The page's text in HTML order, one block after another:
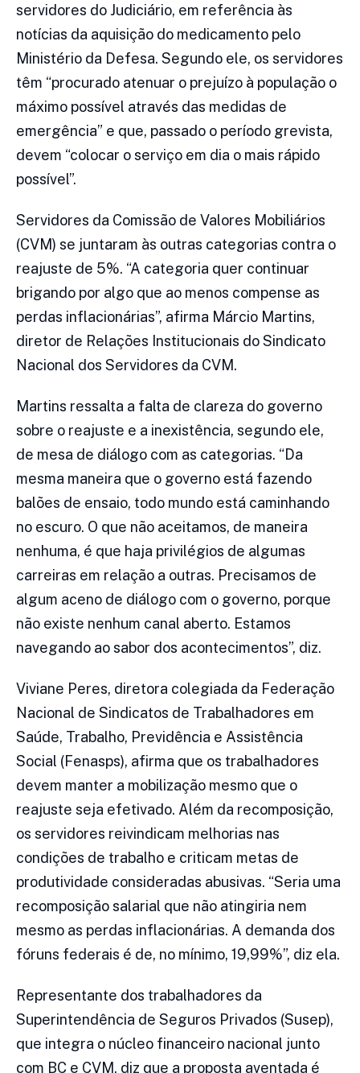
servidores do Judiciário, em referência às
notícias da aquisição do medicamento pelo
Ministério da Defesa. Segundo ele, os servidores
têm “procurado atenuar o prejuízo à população o
máximo possível através das medidas de
emergência” e que, passado o período grevista,
devem “colocar o serviço em dia o mais rápido
possível”.
Servidores da Comissão de Valores Mobiliários
(CVM) se juntaram às outras categorias contra o
reajuste de 5%. “A categoria quer continuar
brigando por algo que ao menos compense as
perdas inflacionárias”, afirma Márcio Martins,
diretor de Relações Institucionais do Sindicato
Nacional dos Servidores da CVM.
Martins ressalta a falta de clareza do governo
sobre o reajuste e a inexistência, segundo ele,
de mesa de diálogo com as categorias. “Da
mesma maneira que o governo está fazendo
balões de ensaio, todo mundo está caminhando
no escuro. O que não aceitamos, de maneira
nenhuma, é que haja privilégios de algumas
carreiras em relação a outras. Precisamos de
algum aceno de diálogo com o governo, porque
não existe nenhum canal aberto. Estamos
navegando ao sabor dos acontecimentos”, diz.
Viviane Peres, diretora colegiada da Federação
Nacional de Sindicatos de Trabalhadores em
Saúde, Trabalho, Previdência e Assistência
Social (Fenasps), afirma que os trabalhadores
devem manter a mobilização mesmo que o
reajuste seja efetivado. Além da recomposição,
os servidores reivindicam melhorias nas
condições de trabalho e criticam metas de
produtividade consideradas abusivas. “Seria uma
recomposição salarial que não atingiria nem
mesmo as perdas inflacionárias. A demanda dos
fóruns federais é de, no mínimo, 19,99%”, diz ela.
Representante dos trabalhadores da
Superintendência de Seguros Privados (Susep),
que integra o núcleo financeiro nacional junto
com BC e CVM, diz que a proposta aventada é